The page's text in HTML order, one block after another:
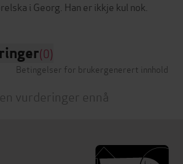
(0)
Betingelser for brukergenerert innhold
vurderinger ennå